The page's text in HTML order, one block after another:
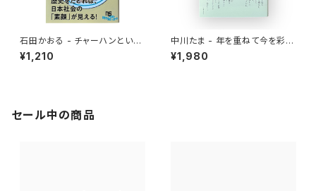
石田かおる - チャーハンという
迷宮 なぜ国民食になったのか
¥1,210
中川たま - 年を重ねて今を彩る
暦の手仕事
¥1,980
セール中の商品